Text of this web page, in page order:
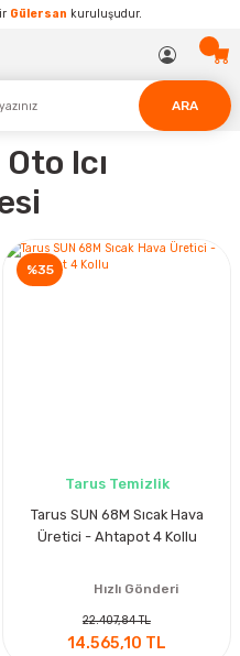
Gülersan kuruluşudur.
ARA
Icı
%35
Tarus Temizlik
Tarus SUN 68M Sıcak Hava
Üretici - Ahtapot 4 Kollu
Hızlı Gönderi
22.407,84 TL
14.565,10 TL